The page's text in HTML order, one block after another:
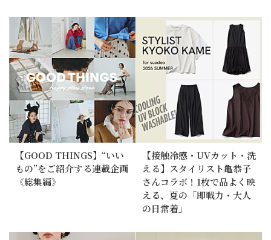
【GOOD THINGS】“いい
もの”をご紹介する連載企画
《総集編》
【接触冷感・UVカット・洗
える】スタイリスト亀恭子
さんコラボ！1枚で品よく映
える、夏の「即戦力・大人
の日常着」